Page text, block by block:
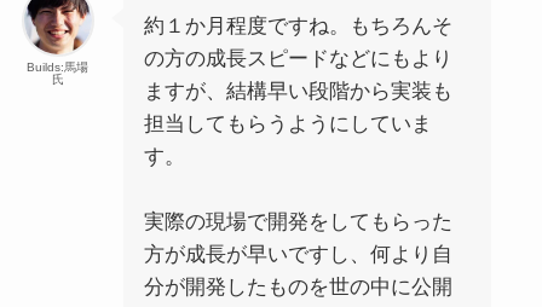
Builds:馬場
氏
約１か月程度ですね。もちろんそ
の方の成長スピードなどにもより
ますが、結構早い段階から実装も
担当してもらうようにしていま
す。
実際の現場で開発をしてもらった
方が成長が早いですし、何より自
分が開発したものを世の中に公開